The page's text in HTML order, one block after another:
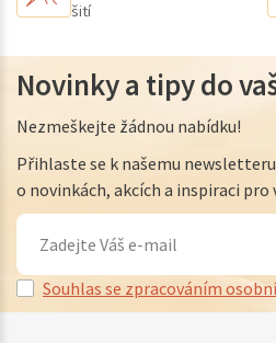
šití
Novinky a tipy do
Nezmeškejte žádnou nabídku!
Přihlaste se k našemu
o novinkách, akcích a inspiraci pro
Souhlas se zpracováním